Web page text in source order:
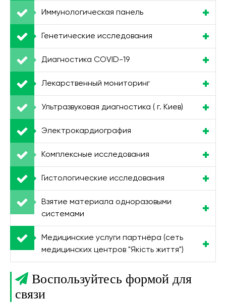
Иммунологическая панель
Генетические исследования
Диагностика COVID-19
Лекарственный мониторинг
Ультразвуковая диагностика ( г. Киев)
Электрокардиография
Комплексные исследования
Гистологические исследования
Взятие материала одноразовыми
системами
Медицинские услуги партнёра (сеть
медицинских центров "Якість життя")
Воспользуйтесь формой для
связи